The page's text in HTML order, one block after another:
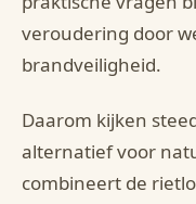
veroudering door
brandveiligheid.
Daarom kijken
alternatief voor
combineert de